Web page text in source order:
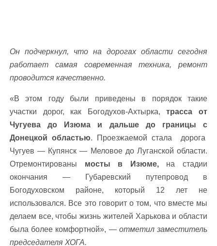
Он подчеркнул, что на дорогах области сегодня
работает самая современная техника, ремонт
проводится качественно.
«В этом году были приведены в порядок такие
участки дорог, как Богодухов-Ахтырка, трасса от
Чугуева до Изюма и дальше до границы с
Донецкой областью. Проезжаемой стала дорога
Чугуев — Купянск — Меловое до Луганской области.
Отремонтированы мосты в Изюме,на стадии
окончания — Губаревский путепровод в
Богодуховском районе, который 12 лет не
использовался. Все это говорит о том, что вместе мы
делаем все, чтобы жизнь жителей Харькова и области
была более комфортной», — отметил заместитель
председателя ХОГА.